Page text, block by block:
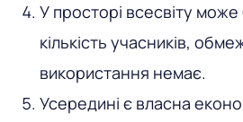
У просторі всесвіту
кількість учасників,
використання немає.
Усередині є власна